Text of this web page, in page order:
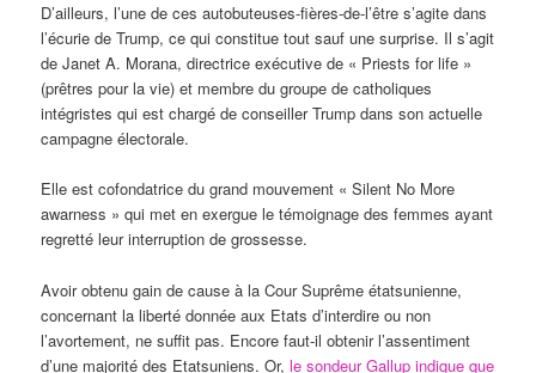
D’ailleurs, l’une de ces autobuteuses-fières-de-l’être s’agite dans
l’écurie de Trump, ce qui constitue tout sauf une surprise. Il s’agit
de Janet A. Morana, directrice exécutive de « Priests for life »
(prêtres pour la vie) et membre du groupe de catholiques
intégristes qui est chargé de conseiller Trump dans son actuelle
campagne électorale.
Elle est cofondatrice du grand mouvement « Silent No More
awarness » qui met en exergue le témoignage des femmes ayant
regretté leur interruption de grossesse.
Avoir obtenu gain de cause à la Cour Suprême étatsunienne,
concernant la liberté donnée aux Etats d’interdire ou non
l’avortement, ne suffit pas. Encore faut-il obtenir l’assentiment
d’une majorité des Etatsuniens. Or,le sondeur Gallup indique que